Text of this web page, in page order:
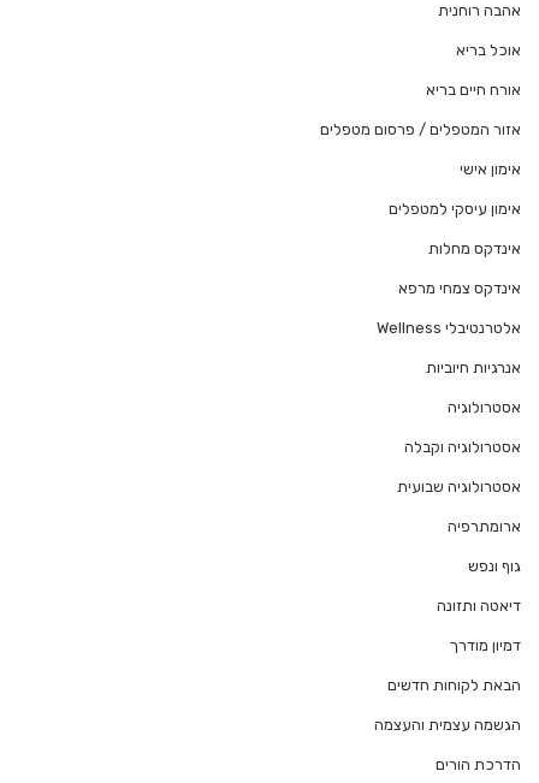
אהבה רוחנית
אוכל בריא
אורח חיים בריא
אזור המטפלים / פרסום מטפלים
אימון אישי
אימון עיסקי למטפלים
אינדקס מחלות
אינדקס צמחי מרפא
אלטרנטיבלי Wellness
אנרגיות חיוביות
אסטרולוגיה
אסטרולוגיה וקבלה
אסטרולוגיה שבועית
ארומתרפיה
גוף ונפש
דיאטה ותזונה
דמיון מודרך
הבאת לקוחות חדשים
הגשמה עצמית והעצמה
הדרכת הורים